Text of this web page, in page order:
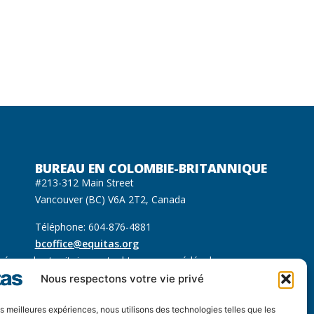
Nous respectons votre vie privé
meilleures expériences, nous utilisons des technologies telles que les
BUREAU EN COLOMBIE-BRITANNIQUE
#213-312 Main Street
Vancouver (BC) V6A 2T2, Canada
Téléphone: 604-876-4881
bcoffice@equitas.org
sur les territoires autochtones non cédés des
(Squamish), səl̓ilwətaɁɬ (Tsleil Waututh) et